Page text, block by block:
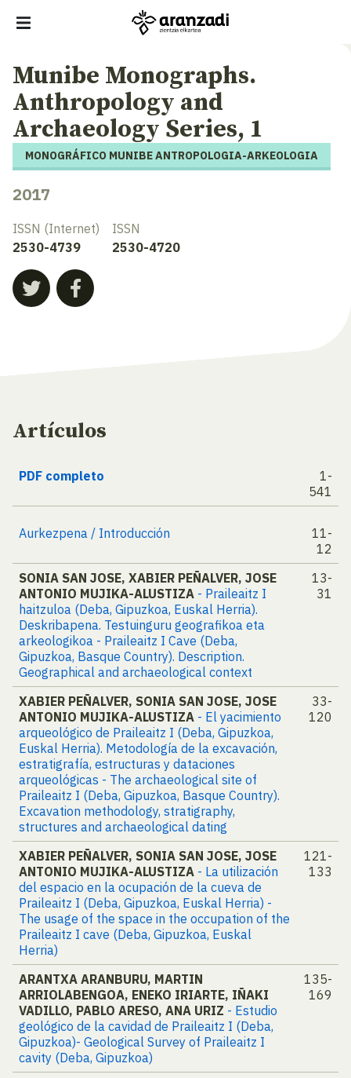
Munibe Monographs.
Anthropology and
Archaeology Series, 1
MONOGRÁFICO MUNIBE ANTROPOLOGIA-ARKEOLOGIA
2017
ISSN (Internet)
2530-4739
ISSN
2530-4720
Artículos
PDF completo
1-
541
Aurkezpena / Introducción
11-
12
SONIA SAN JOSE, XABIER PEÑALVER, JOSE
ANTONIO MUJIKA-ALUSTIZA - Praileaitz I
haitzuloa (Deba, Gipuzkoa, Euskal Herria).
Deskribapena. Testuinguru geografikoa eta
arkeologikoa - Praileaitz I Cave (Deba,
Gipuzkoa, Basque Country). Description.
Geographical and archaeological context
13-
31
XABIER PEÑALVER, SONIA SAN JOSE, JOSE
ANTONIO MUJIKA-ALUSTIZA - El yacimiento
arqueológico de Praileaitz I (Deba, Gipuzkoa,
Euskal Herria). Metodología de la excavación,
estratigrafía, estructuras y dataciones
arqueológicas - The archaeological site of
Praileaitz I (Deba, Gipuzkoa, Basque Country).
Excavation methodology, stratigraphy,
structures and archaeological dating
33-
120
XABIER PEÑALVER, SONIA SAN JOSE, JOSE
ANTONIO MUJIKA-ALUSTIZA - La utilización
del espacio en la ocupación de la cueva de
Praileaitz I (Deba, Gipuzkoa, Euskal Herria) -
The usage of the space in the occupation of the
Praileaitz I cave (Deba, Gipuzkoa, Euskal
Herria)
121-
133
ARANTXA ARANBURU, MARTIN
ARRIOLABENGOA, ENEKO IRIARTE, IÑAKI
VADILLO, PABLO ARESO, ANA URIZ - Estudio
geológico de la cavidad de Praileaitz I (Deba,
Gipuzkoa)- Geological Survey of Praileaitz I
cavity (Deba, Gipuzkoa)
135-
169